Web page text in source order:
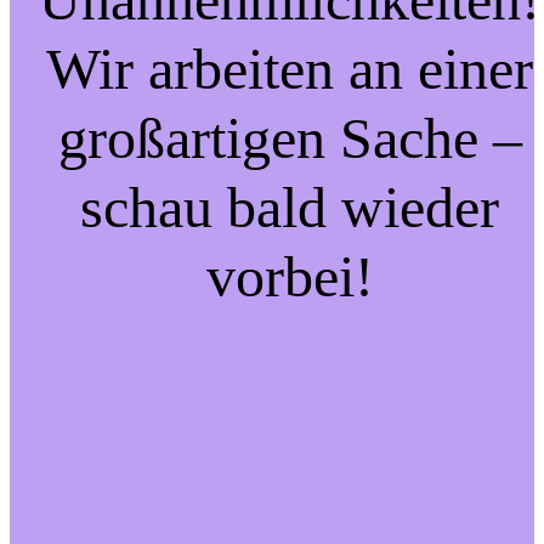
Wir arbeiten an einer
großartigen Sache –
schau bald wieder
vorbei!